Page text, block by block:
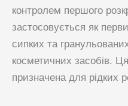
контролем першого
застосовується як
сипких та
косметичних засобів.
призначена для рідких